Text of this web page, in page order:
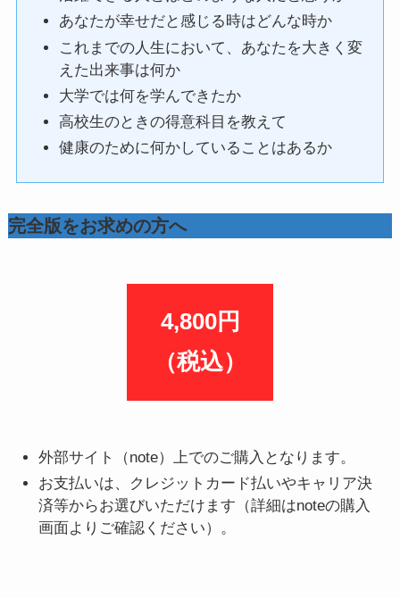
あなたが幸せだと感じる時はどんな時か
これまでの人生において、あなたを大きく変
えた出来事は何か
大学では何を学んできたか
高校生のときの得意科目を教えて
健康のために何かしていることはあるか
完全版をお求めの方へ
4,800円
（税込）
外部サイト（note）上でのご購入となります。
お支払いは、クレジットカード払いやキャリア決
済等からお選びいただけます（詳細はnoteの購入
画面よりご確認ください）。